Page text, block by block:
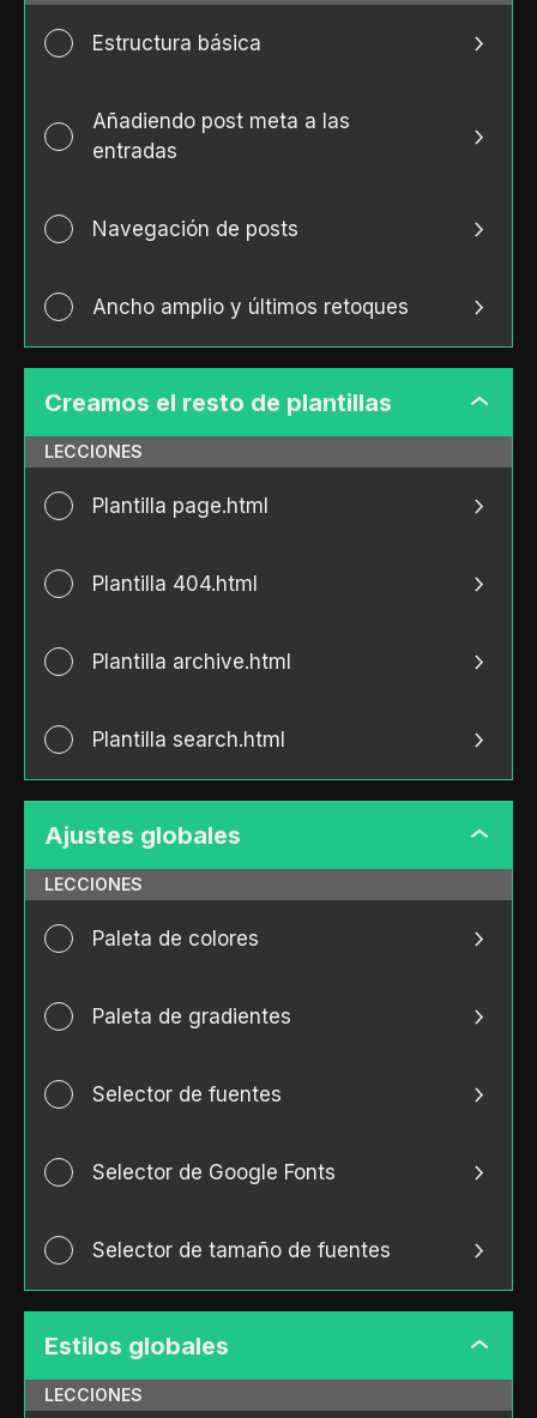
Estructura básica
Añadiendo post meta a las
entradas
Navegación de posts
Ancho amplio y últimos retoques
Creamos el resto de plantillas
el
resto
de
LECCIONES
Plantilla page.html
Plantilla 404.html
Plantilla archive.html
Plantilla search.html
Ajustes globales
Ajustes
LECCIONES
Paleta de colores
Paleta de gradientes
Selector de fuentes
Selector de Google Fonts
Selector de tamaño de fuentes
Estilos globales
Estilos
LECCIONES